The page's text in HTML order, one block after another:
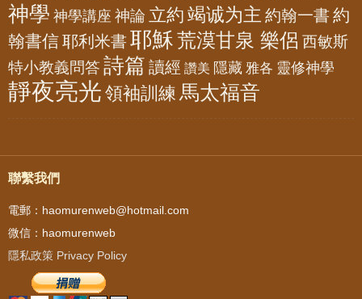
神學 神學講座 神論 立約 竭诚为主 約翰一書 約
翰書信耶利米書 耶穌荒漠甘泉 樂侶 西敏斯
特小教義問答詩篇 讀經 讚美 隱藏 雅各 靈修神學
靜夜亮光 領袖訓練 馬太福音
聯繫我們
電郵：haomurenweb@hotmail.com
微信：haomurenweb
隱私政策 Privacy Policy